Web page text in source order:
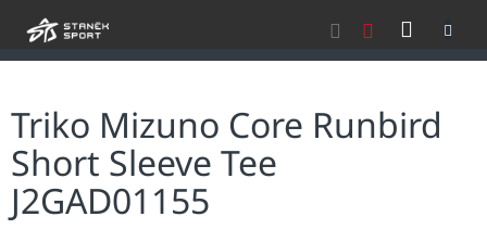
Triko Mizuno Core Runbird
Short Sleeve Tee
J2GAD01155